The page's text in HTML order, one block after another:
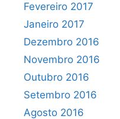
Fevereiro 2017
Janeiro 2017
Dezembro 2016
Novembro 2016
Outubro 2016
Setembro 2016
Agosto 2016